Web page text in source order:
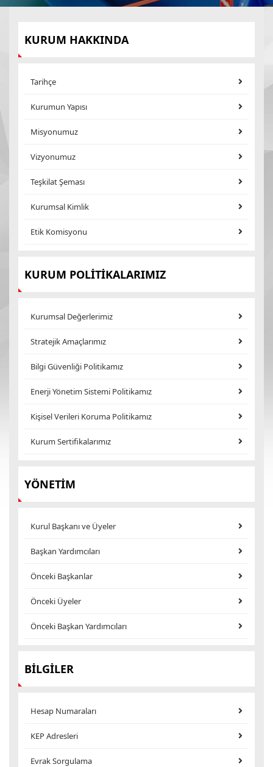
KURUM HAKKINDA
Tarihçe
Kurumun Yapısı
Misyonumuz
Vizyonumuz
Teşkilat Şeması
Kurumsal Kimlik
Etik Komisyonu
KURUM POLİTİKALARIMIZ
Kurumsal Değerlerimiz
Stratejik Amaçlarımız
Bilgi Güvenliği Politikamız
Enerji Yönetim Sistemi Politikamız
Kişisel Verileri Koruma Politikamız
Kurum Sertifikalarımız
YÖNETİM
Kurul Başkanı ve Üyeler
Başkan Yardımcıları
Önceki Başkanlar
Önceki Üyeler
Önceki Başkan Yardımcıları
BİLGİLER
Hesap Numaraları
KEP Adresleri
Evrak Sorgulama